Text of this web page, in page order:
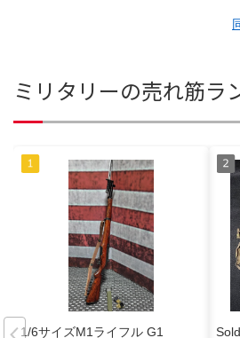
ミリタリーの売れ筋ラ
1/6サイズM1ライフル G1